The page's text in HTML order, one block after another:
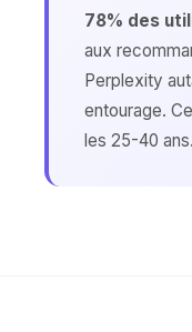
78% des
aux
Perplexity
entourage.
les 25-40 ans.